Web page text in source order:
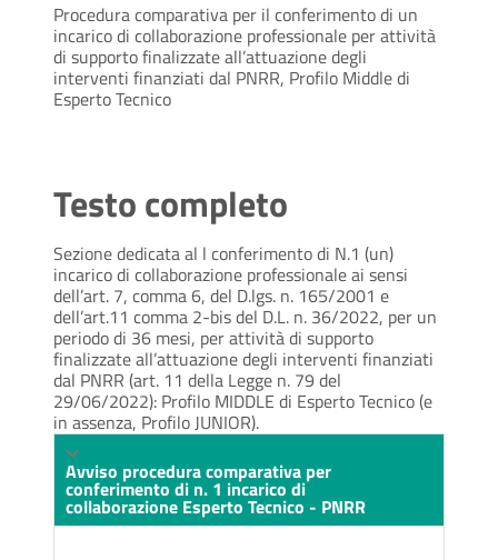
Procedura comparativa per il conferimento di un
incarico di collaborazione professionale per attività
di supporto finalizzate all’attuazione degli
interventi finanziati dal PNRR, Profilo Middle di
Esperto Tecnico
Testo completo
Sezione dedicata al l conferimento di N.1 (un)
incarico di collaborazione professionale ai sensi
dell’art. 7, comma 6, del D.lgs. n. 165/2001 e
dell’art.11 comma 2-bis del D.L. n. 36/2022, per un
periodo di 36 mesi, per attività di supporto
finalizzate all’attuazione degli interventi finanziati
dal PNRR (art. 11 della Legge n. 79 del
29/06/2022): Profilo MIDDLE di Esperto Tecnico (e
in assenza, Profilo JUNIOR).
Avviso procedura comparativa per
conferimento di n. 1 incarico di
collaborazione Esperto Tecnico - PNRR